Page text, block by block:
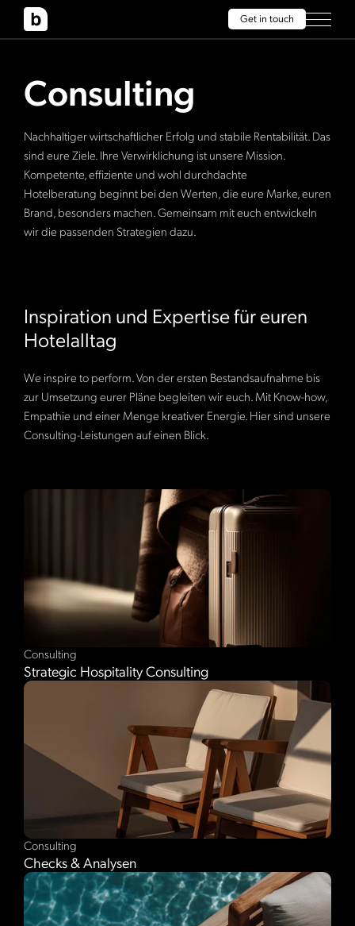
Get in touch
Consulting
Nachhaltiger wirtschaftlicher Erfolg und stabile Rentabilität. Das
sind eure Ziele. Ihre Verwirklichung ist unsere Mission.
Kompetente, effiziente und wohl durchdachte
Hotelberatung beginnt bei den Werten, die eure Marke, euren
Brand, besonders machen. Gemeinsam mit euch entwickeln
wir die passenden Strategien dazu.
Inspiration und Expertise für euren
Hotelalltag
We inspire to perform. Von der ersten Bestandsaufnahme bis
zur Umsetzung eurer Pläne begleiten wir euch. Mit Know-how,
Empathie und einer Menge kreativer Energie. Hier sind unsere
Consulting-Leistungen auf einen Blick.
Consulting
Strategic Hospitality Consulting
Consulting
Checks & Analysen